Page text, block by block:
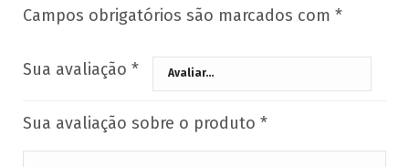
Campos obrigatórios são marcados com *
Sua avaliação *
Sua avaliação sobre o produto *